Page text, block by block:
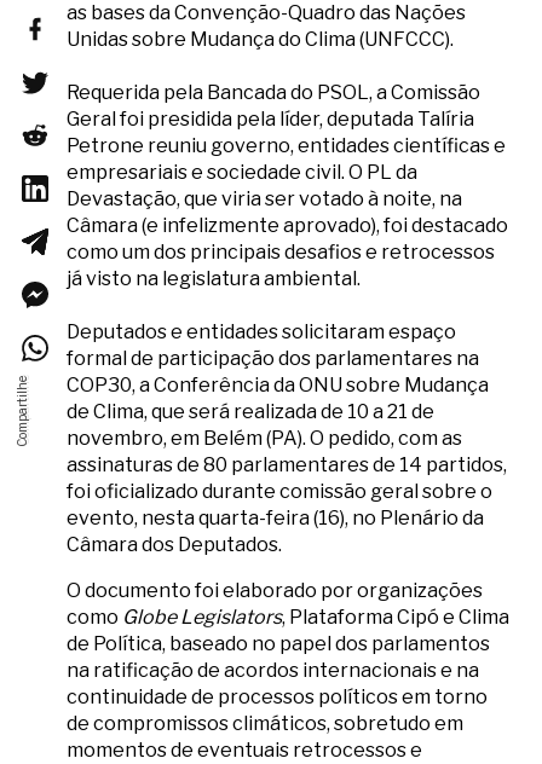
as bases da Convenção-Quadro das Nações
Unidas sobre Mudança do Clima (UNFCCC).
Requerida pela Bancada do PSOL, a Comissão
Geral foi presidida pela líder, deputada Talíria
Petrone reuniu governo, entidades científicas e
empresariais e sociedade civil. O PL da
Devastação, que viria ser votado à noite, na
Câmara (e infelizmente aprovado), foi destacado
como um dos principais desafios e retrocessos
já visto na legislatura ambiental.
Deputados e entidades solicitaram espaço
formal de participação dos parlamentares na
COP30, a Conferência da ONU sobre Mudança
de Clima, que será realizada de 10 a 21 de
novembro, em Belém (PA). O pedido, com as
assinaturas de 80 parlamentares de 14 partidos,
foi oficializado durante comissão geral sobre o
evento, nesta quarta-feira (16), no Plenário da
Câmara dos Deputados.
O documento foi elaborado por organizações
como Globe Legislators, Plataforma Cipó e Clima
de Política, baseado no papel dos parlamentos
na ratificação de acordos internacionais e na
continuidade de processos políticos em torno
de compromissos climáticos, sobretudo em
momentos de eventuais retrocessos e